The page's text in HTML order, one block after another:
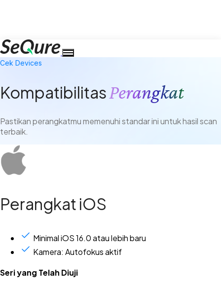
Cek Devices
KompatibilitasPerangkat
Pastikan perangkatmu memenuhi standar ini untuk hasil scan
terbaik.
Perangkat iOS
Minimal iOS 16.0 atau lebih baru
Kamera: Autofokus aktif
Seri yang Telah Diuji